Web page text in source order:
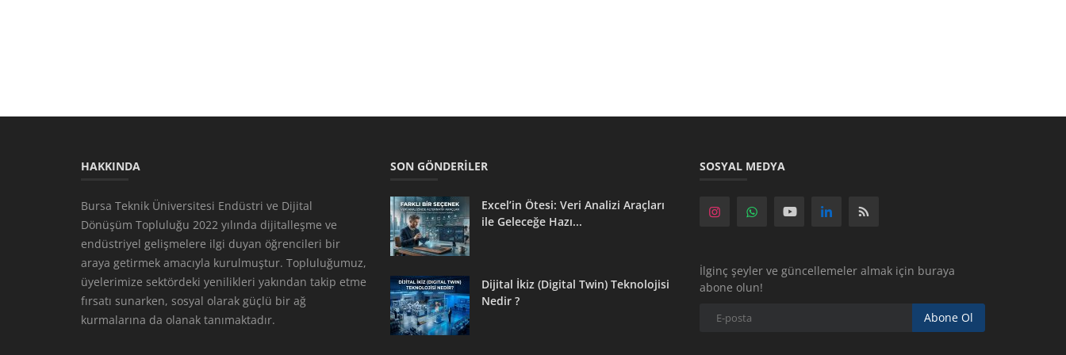
HAKKINDA
Bursa Teknik Üniversitesi Endüstri ve Dijital
Dönüşüm Topluluğu 2022 yılında dijitalleşme ve
endüstriyel gelişmelere ilgi duyan öğrencileri bir
araya getirmek amacıyla kurulmuştur. Topluluğumuz,
üyelerimize sektördeki yenilikleri yakından takip etme
fırsatı sunarken, sosyal olarak güçlü bir ağ
kurmalarına da olanak tanımaktadır.
SON GÖNDERILER
Excel’in Ötesi: Veri Analizi Araçları
ile Geleceğe Hazı...
Dijital İkiz (Digital Twin) Teknolojisi
Nedir ?
SOSYAL MEDYA
İlginç şeyler ve güncellemeler almak için buraya
abone olun!
Abone Ol